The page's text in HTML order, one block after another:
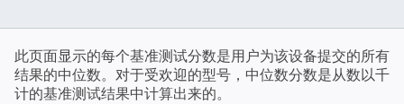
此页面显示的每个基准测试分数是用户为该设备提交的所有
结果的中位数。对于受欢迎的型号，中位数分数是从数以千
计的基准测试结果中计算出来的。